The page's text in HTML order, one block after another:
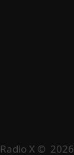
Radio X © 2026